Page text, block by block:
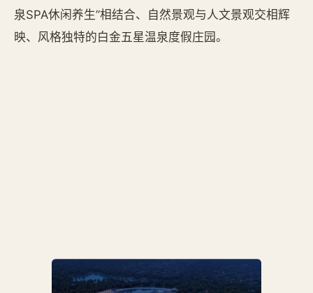
泉SPA休闲养生”相结合、自然景观与人文景观交相辉
映、风格独特的白金五星温泉度假庄园。